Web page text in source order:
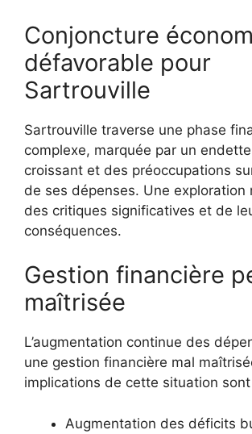
Conjoncture
défavorable pour
Sartrouville
Sartrouville traverse une phase
complexe, marquée par un
croissant et des préoccupations
de ses dépenses. Une exploration
des critiques significatives et de
conséquences.
Gestion financière
maîtrisée
L’augmentation continue des
une gestion financière mal
implications de cette situation
Augmentation des déficits